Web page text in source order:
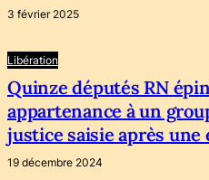
3 février 2025
Libération
Quinze députés RN
appartenance à un
justice saisie après une
19 décembre 2024